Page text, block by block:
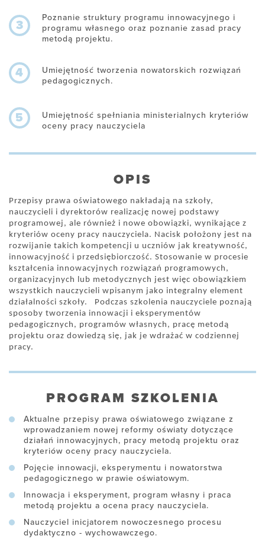
3
Poznanie struktury programu innowacyjnego i
programu własnego oraz poznanie zasad pracy
metodą projektu.
4
Umiejętność tworzenia nowatorskich rozwiązań
pedagogicznych.
5
Umiejętność spełniania ministerialnych kryteriów
oceny pracy nauczyciela
OPIS
Przepisy prawa oświatowego nakładają na szkoły,
nauczycieli i dyrektorów realizację nowej podstawy
programowej, ale również i nowe obowiązki, wynikające z
kryteriów oceny pracy nauczyciela. Nacisk położony jest na
rozwijanie takich kompetencji u uczniów jak kreatywność,
innowacyjność i przedsiębiorczość. Stosowanie w procesie
kształcenia innowacyjnych rozwiązań programowych,
organizacyjnych lub metodycznych jest więc obowiązkiem
wszystkich nauczycieli wpisanym jako integralny element
działalności szkoły. Podczas szkolenia nauczyciele poznają
sposoby tworzenia innowacji i eksperymentów
pedagogicznych, programów własnych, pracę metodą
projektu oraz dowiedzą się, jak je wdrażać w codziennej
pracy.
PROGRAM SZKOLENIA
Aktualne przepisy prawa oświatowego związane z
wprowadzaniem nowej reformy oświaty dotyczące
działań innowacyjnych, pracy metodą projektu oraz
kryteriów oceny pracy nauczyciela.
Pojęcie innowacji, eksperymentu i nowatorstwa
pedagogicznego w prawie oświatowym.
Innowacja i eksperyment, program własny i praca
metodą projektu a ocena pracy nauczyciela.
Nauczyciel inicjatorem nowoczesnego procesu
dydaktyczno - wychowawczego.